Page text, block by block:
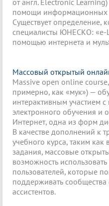
от англ. Electronic
помощи информационных
Существует определение,
специалисты ЮНЕСКО: «e-
помощью интернета и
Массовый открытый
Massive open online
примерно, как «мук») —
интерактивным участием
электронного обучения и
Интернет, одна из форм
В качестве дополнений к
учебного курса, таким
задания, массовые
возможность
пользователей, которые
поддерживать сообщества
ассистентов.